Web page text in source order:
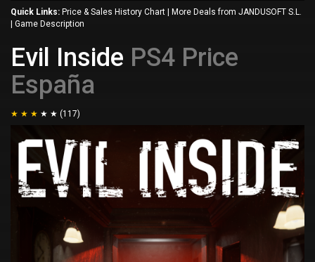
Quick Links: Price & Sales History Chart
More Deals from JANDUSOFT S.L.
Game Description
Evil Inside PS4 Price
España
(117)